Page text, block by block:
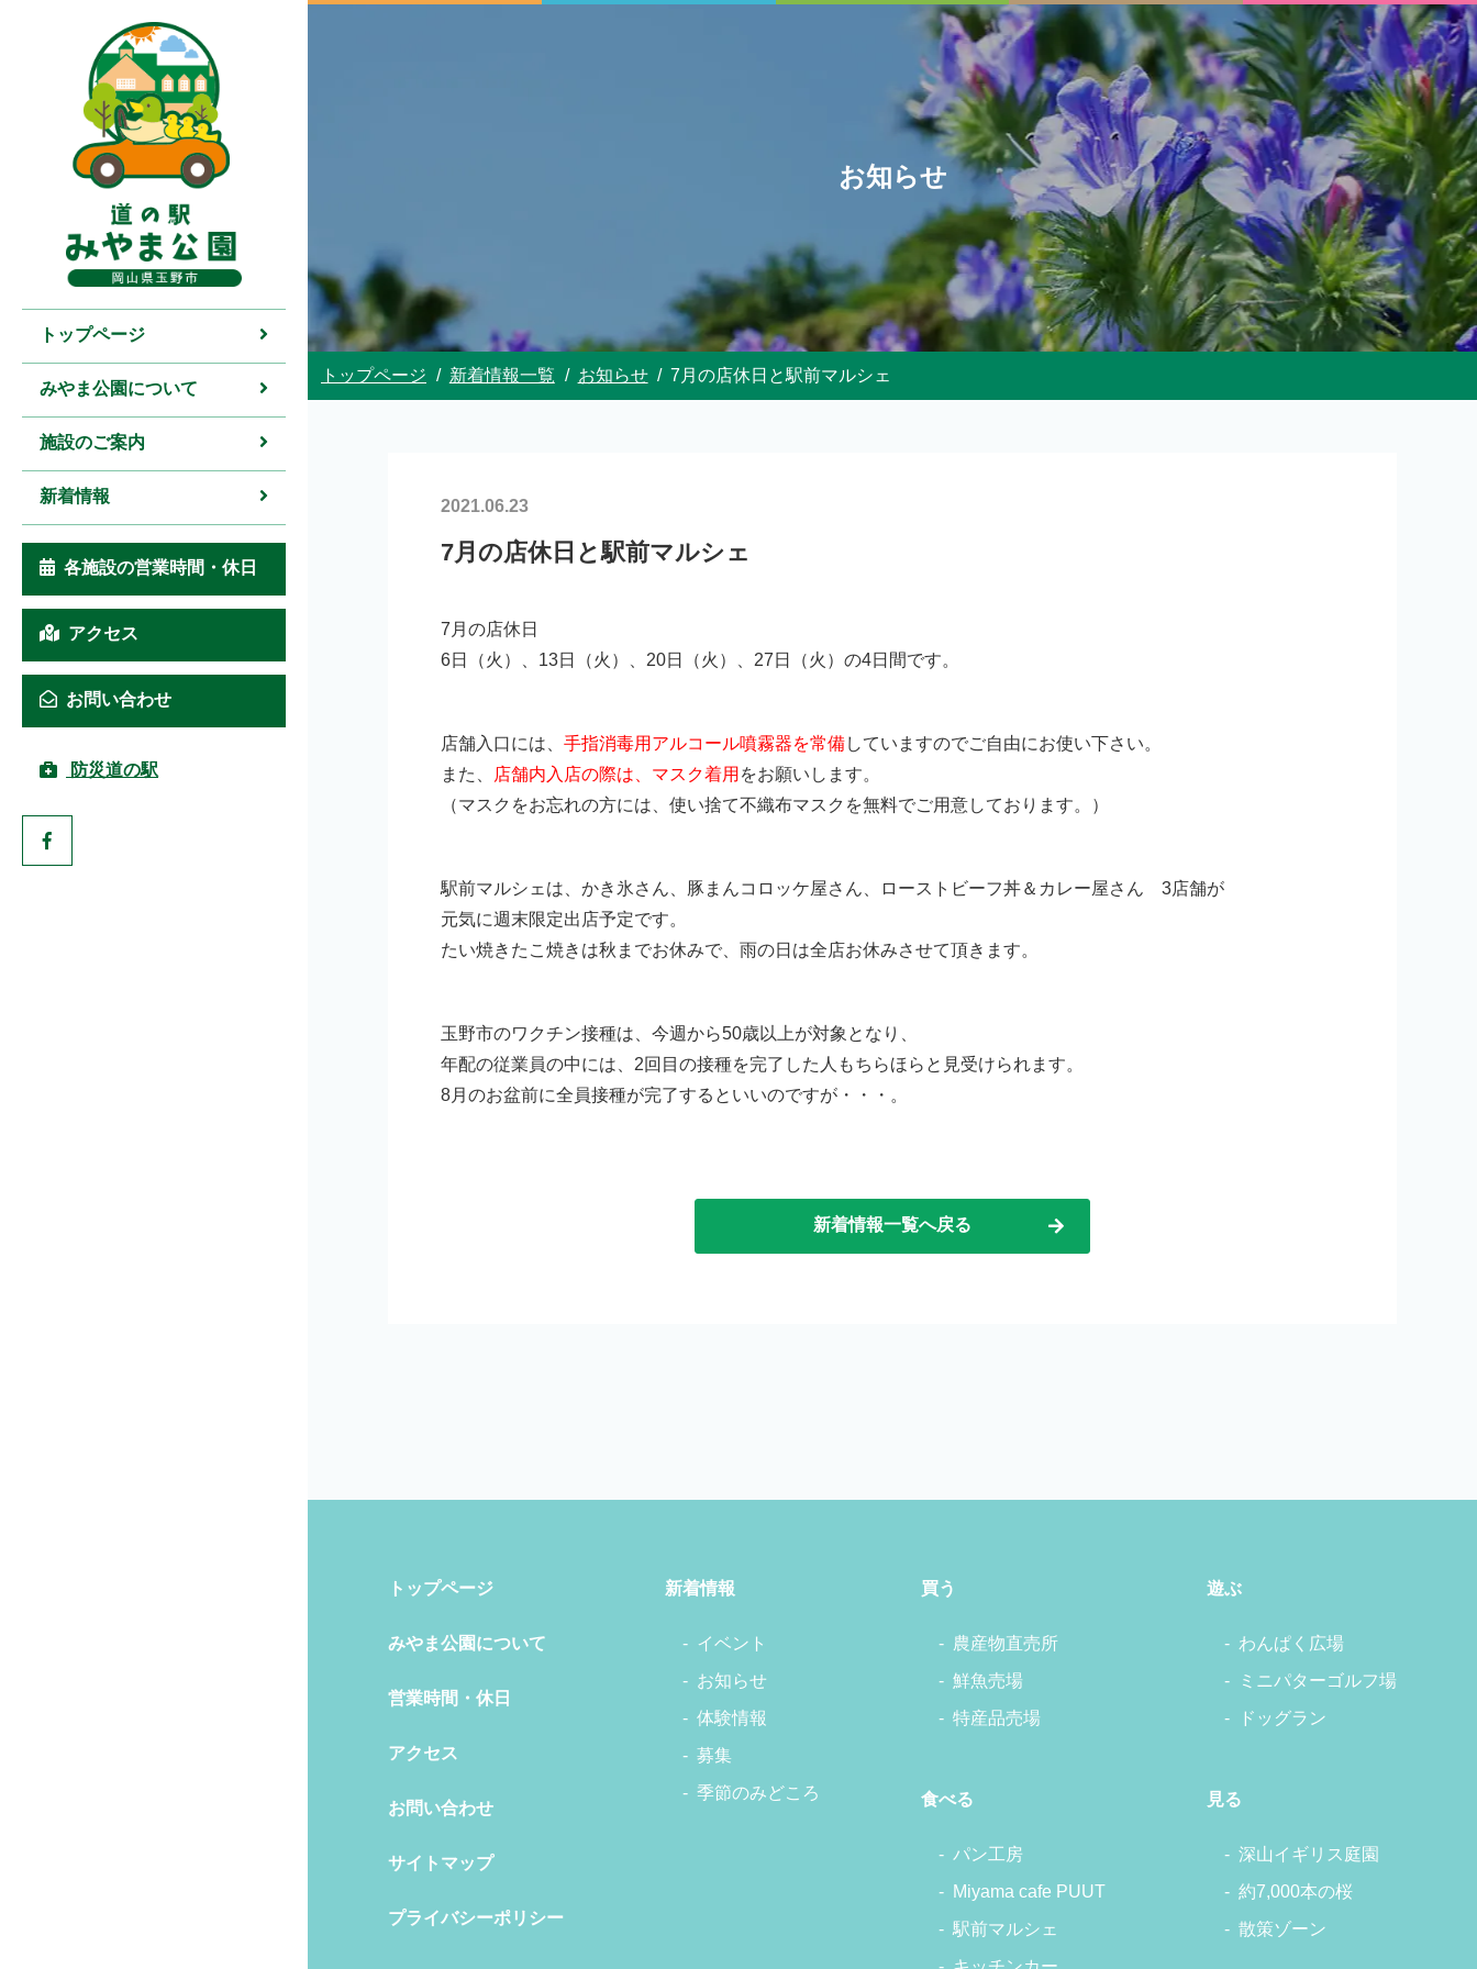
トップページ
みやま公園について
施設のご案内
新着情報
各施設の営業時間・休日
アクセス
お問い合わせ
防災道の駅
お知らせ
トップページ 新着情報一覧 お知らせ 7月の店休日と駅前マルシェ
2021.06.23
7月の店休日と駅前マルシェ
7月の店休日
6日（火）、13日（火）、20日（火）、27日（火）の4日間です。
店舗入口には、手指消毒用アルコール噴霧器を常備していますのでご自由にお使い下さい。
また、
店舗内入店の際は、マスク着用 をお願いします。
（マスクをお忘れの方には、使い捨て不織布マスクを無料でご用意しております。）
駅前マルシェは、かき氷さん、豚まんコロッケ屋さん、ローストビーフ丼＆カレー屋さん 3店舗が
元気に週末限定出店予定です。
たい焼きたこ焼きは秋までお休みで、雨の日は全店お休みさせて頂きます。
玉野市のワクチン接種は、今週から50歳以上が対象となり、
年配の従業員の中には、2回目の接種を完了した人もちらほらと見受けられます。
8月のお盆前に全員接種が完了するといいのですが・・・。
新着情報一覧へ戻る
トップページ
みやま公園について
営業時間・休日
アクセス
お問い合わせ
サイトマップ
プライバシーポリシー
新着情報
イベント
お知らせ
体験情報
募集
季節のみどころ
買う
農産物直売所
鮮魚売場
特産品売場
食べる
パン工房
Miyama cafe PUUT
駅前マルシェ
遊ぶ
わんぱく広場
ミニパターゴルフ場
ドッグラン
見る
深山イギリス庭園
約7,000本の桜
散策ゾーン